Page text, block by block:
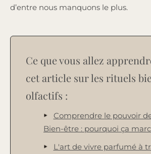
d’entre nous manquons le plus.
Ce que vous allez
cet article sur les rituels
olfactifs :
Comprendre le pouvoir
Bien-être : pourquoi ça
L'art de vivre parfumé à